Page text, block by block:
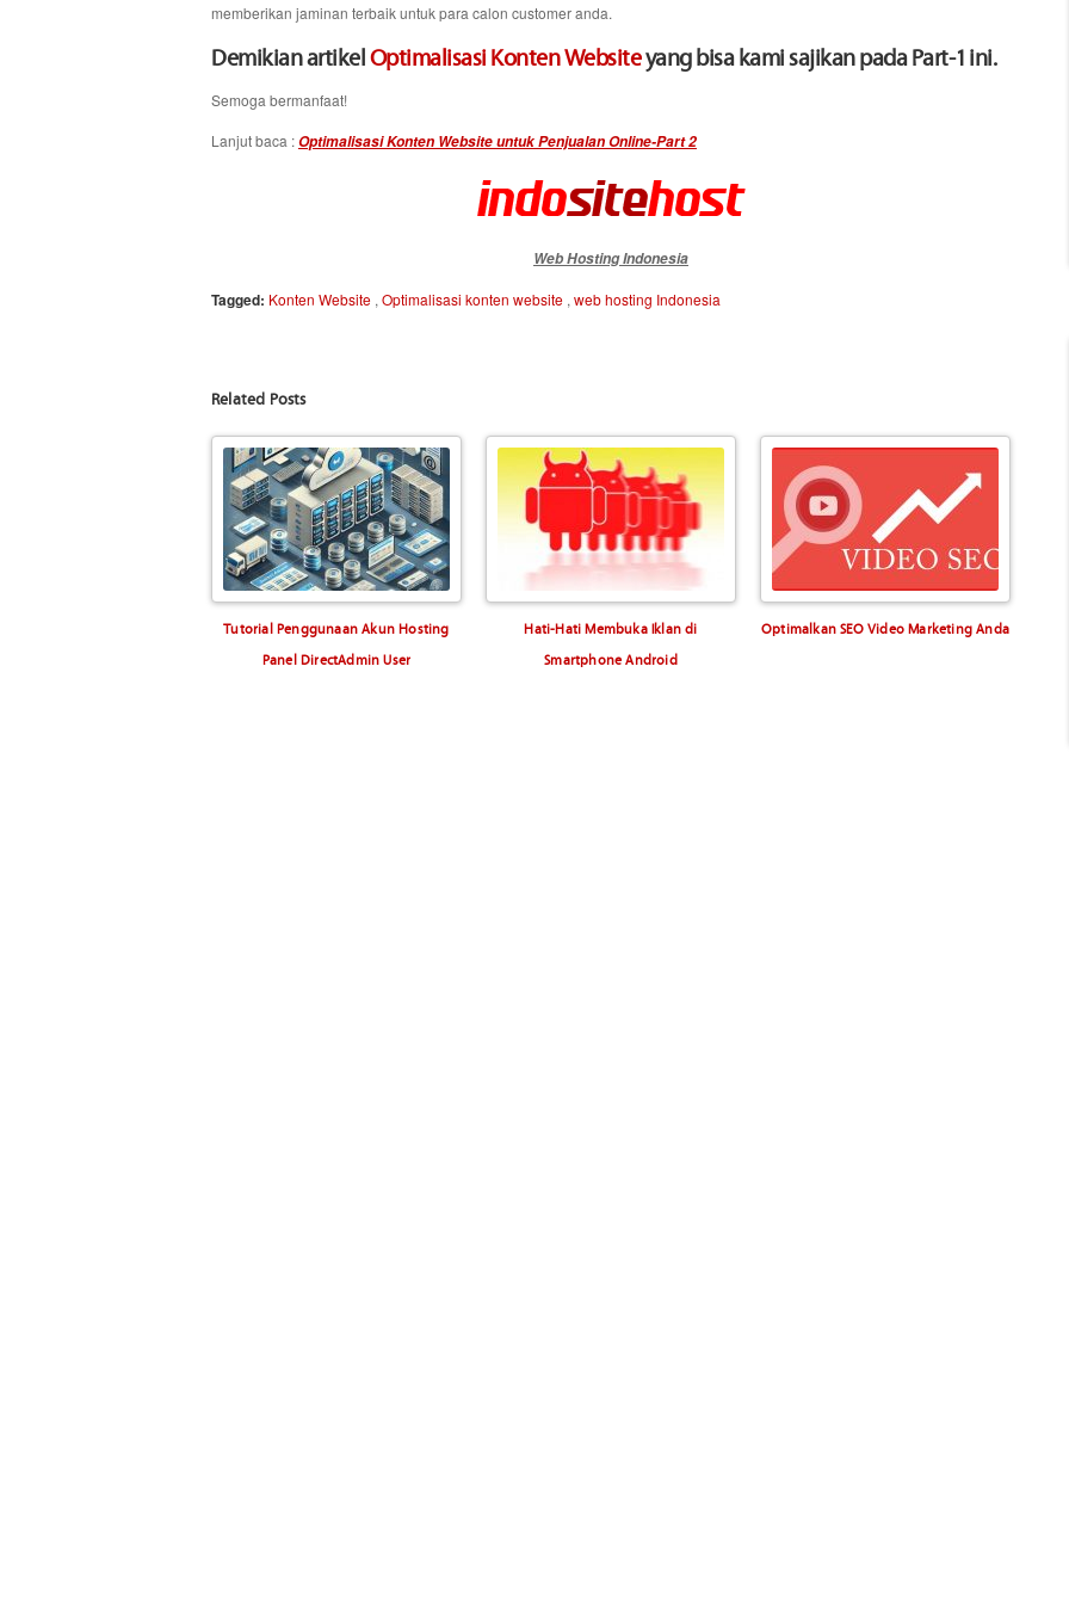
memberikan jaminan terbaik untuk para calon customer anda.
Demikian artikelOptimalisasi Konten Websiteyang bisa kami sajikan pada Part-1 ini.
Semoga bermanfaat!
Lanjut baca :Optimalisasi Konten Website untuk Penjualan Online-Part 2
Web Hosting Indonesia
Tagged: Konten Website , Optimalisasi konten website , web hosting Indonesia
Related Posts
Tutorial Penggunaan Akun Hosting
Panel DirectAdmin User
Hati-Hati Membuka Iklan di
Smartphone Android
Optimalkan SEO Video Marketing Anda